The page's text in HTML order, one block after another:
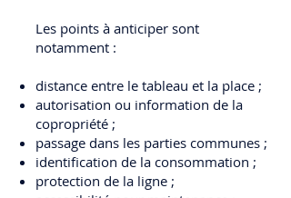
Les points à anticiper sont
notamment :
distance entre le tableau et la place ;
autorisation ou information de la
copropriété ;
passage dans les parties communes ;
identification de la consommation ;
protection de la ligne ;